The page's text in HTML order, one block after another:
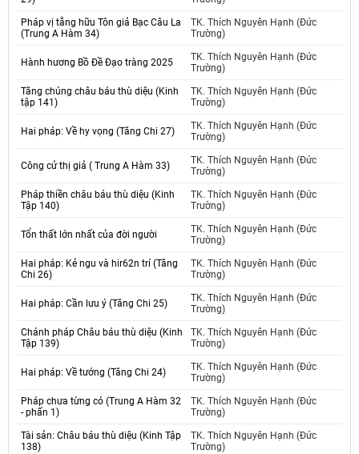
Pháp vị tằng hữu Tôn giả Bạc Câu La
(Trung A Hàm 34)
TK. Thích Nguyên Hạnh (Đức
Trường)
Hành hương Bồ Đề Đạo tràng 2025
TK. Thích Nguyên Hạnh (Đức
Trường)
Tăng chúng châu báu thù diệu (Kinh
tập 141)
TK. Thích Nguyên Hạnh (Đức
Trường)
Hai pháp: Về hy vọng (Tăng Chi 27)
TK. Thích Nguyên Hạnh (Đức
Trường)
Công cử thị giả ( Trung A Hàm 33)
TK. Thích Nguyên Hạnh (Đức
Trường)
Pháp thiền châu báu thù diệu (Kinh
Tập 140)
TK. Thích Nguyên Hạnh (Đức
Trường)
Tổn thất lớn nhất của đời người
TK. Thích Nguyên Hạnh (Đức
Trường)
Hai pháp: Kẻ ngu và hir62n trí (Tăng
Chi 26)
TK. Thích Nguyên Hạnh (Đức
Trường)
Hai pháp: Cần lưu ý (Tăng Chi 25)
TK. Thích Nguyên Hạnh (Đức
Trường)
Chánh pháp Châu báu thù diệu (Kinh
Tập 139)
TK. Thích Nguyên Hạnh (Đức
Trường)
Hai pháp: Về tướng (Tăng Chi 24)
TK. Thích Nguyên Hạnh (Đức
Trường)
Pháp chưa từng có (Trung A Hàm 32
- phấn 1)
TK. Thích Nguyên Hạnh (Đức
Trường)
Tài sản: Châu báu thù diệu (Kinh Tập
138)
TK. Thích Nguyên Hạnh (Đức
Trường)